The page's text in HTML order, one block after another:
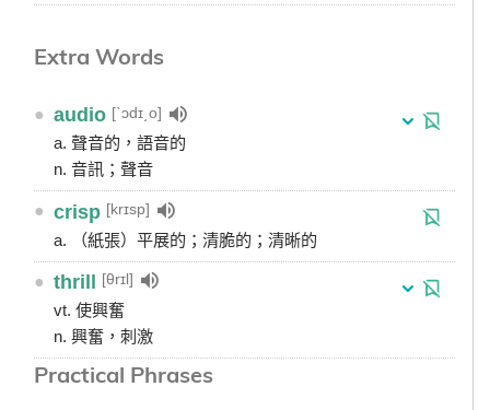
Extra Words
● audio [ˋɔdɪ͵o]
a. 聲音的，語音的
n. 音訊；聲音
● crisp [krɪsp]
a. （紙張）平展的；清脆的；清晰的
● thrill [θrɪl]
vt. 使興奮
n. 興奮，刺激
Practical Phrases